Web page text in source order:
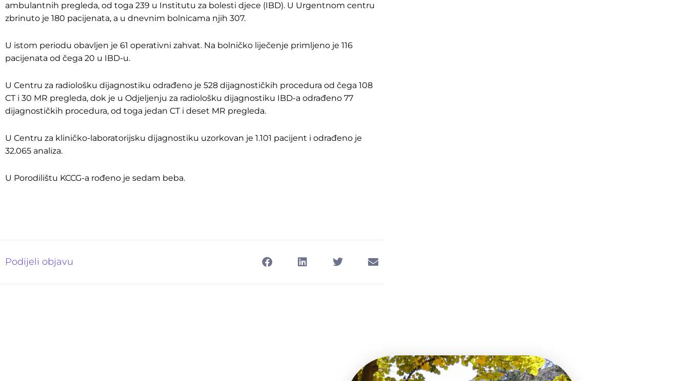
ambulantnih pregleda, od toga 239 u Institutu za bolesti djece (IBD). U Urgentnom centru
zbrinuto je 180 pacijenata, a u dnevnim bolnicama njih 307.
U istom periodu obavljen je 61 operativni zahvat. Na bolničko liječenje primljeno je 116
pacijenata od čega 20 u IBD-u.
U Centru za radiološku dijagnostiku odrađeno je 528 dijagnostičkih procedura od čega 108
CT i 30 MR pregleda, dok je u Odjeljenju za radiološku dijagnostiku IBD-a odrađeno 77
dijagnostičkih procedura, od toga jedan CT i deset MR pregleda.
U Centru za kliničko-laboratorijsku dijagnostiku uzorkovan je 1.101 pacijent i odrađeno je
32.065 analiza.
U Porodilištu KCCG-a rođeno je sedam beba.
Podijeli objavu